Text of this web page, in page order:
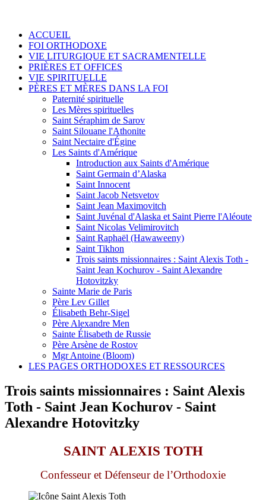
ACCUEIL
FOI ORTHODOXE
VIE LITURGIQUE ET SACRAMENTELLE
PRIÈRES ET OFFICES
VIE SPIRITUELLE
PÈRES ET MÈRES DANS LA FOI
Paternité spirituelle
Les Mères spirituelles
Saint Séraphim de Sarov
Saint Silouane l'Athonite
Saint Nectaire d'Égine
Les Saints d'Amérique
Introduction aux Saints d'Amérique
Saint Germain d’Alaska
Saint Innocent
Saint Jacob Netsvetov
Saint Jean Maximovitch
Saint Juvénal d'Alaska et Saint Pierre l'Aléoute
Saint Nicolas Velimirovitch
Saint Raphaël (Hawaweeny)
Saint Tikhon
Trois saints missionnaires : Saint Alexis Toth -
Saint Jean Kochurov - Saint Alexandre
Hotovitzky
Sainte Marie de Paris
Père Lev Gillet
Élisabeth Behr-Sigel
Père Alexandre Men
Sainte Élisabeth de Russie
Père Arsène de Rostov
Mgr Antoine (Bloom)
LES PAGES ORTHODOXES ET RESSOURCES
Trois saints missionnaires : Saint Alexis
Toth - Saint Jean Kochurov - Saint
Alexandre Hotovitzky
SAINT ALEXIS TOTH
Confesseur et Défenseur de l’Orthodoxie